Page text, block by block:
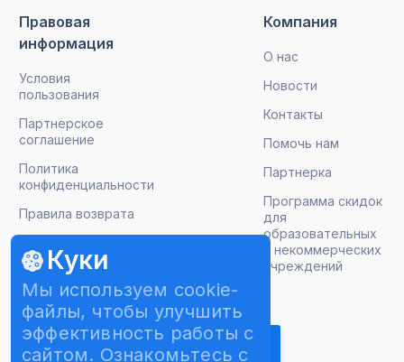
Куки
Мы используем cookie-
файлы, чтобы улучшить
эффективность работы с
сайтом. Ознакомьтесь с
Правовая
информация
Условия
пользования
Партнерское
соглашение
Политика
конфиденциальности
Правила возврата
Компания
О нас
Новости
Контакты
Помочь нам
Партнерка
Программа скидок
для
образовательных
и некоммерческих
учреждений
Подписаться на рассылку